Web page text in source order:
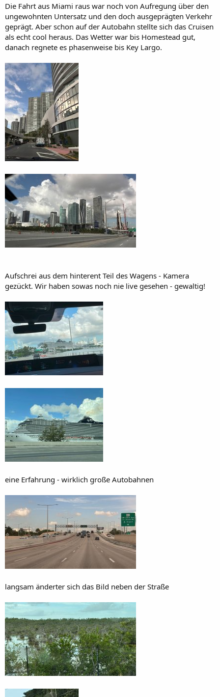
Die Fahrt aus Miami raus war noch von Aufregung über den
ungewohnten Untersatz und den doch ausgeprägten Verkehr
geprägt. Aber schon auf der Autobahn stellte sich das Cruisen
als echt cool heraus. Das Wetter war bis Homestead gut,
danach regnete es phasenweise bis Key Largo.
Aufschrei aus dem hinterent Teil des Wagens - Kamera
gezückt. Wir haben sowas noch nie live gesehen - gewaltig!
eine Erfahrung - wirklich große Autobahnen
langsam änderter sich das Bild neben der Straße